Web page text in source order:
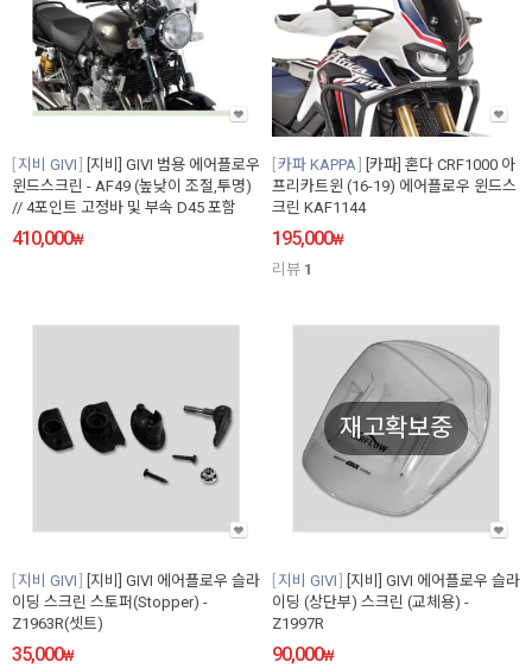
지비 GIVI
[지비] GIVI 범용 에어플로우
윈드스크린 - AF49 (높낮이 조절,투명)
// 4포인트 고정바 및 부속 D45 포함
410,000₩
카파 KAPPA
[카파] 혼다 CRF1000 아
프리카트윈 (16-19) 에어플로우 윈드스
크린 KAF1144
195,000₩
리뷰 1
지비 GIVI
[지비] GIVI 에어플로우 슬라
이딩 스크린 스토퍼(Stopper) -
Z1963R(셋트)
35,000₩
재고확보중
지비 GIVI
[지비] GIVI 에어플로우 슬라
이딩 (상단부) 스크린 (교체용) -
Z1997R
90,000₩